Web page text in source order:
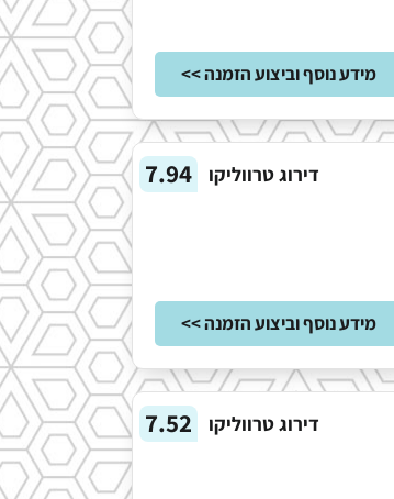
מידע נוסף וביצוע הזמנה >>
דירוג טרווליקו 7.94
מידע נוסף וביצוע הזמנה >>
דירוג טרווליקו 7.52